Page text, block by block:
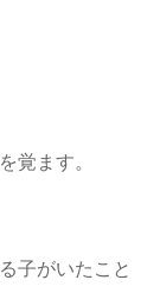
覚ます。
子がいたこと